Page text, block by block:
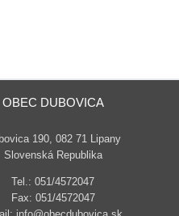
OBEC DUBOVICA
190, 082 71 Lipany
Slovenská Republika
Tel.: 051/4572047
Fax: 051/4572047